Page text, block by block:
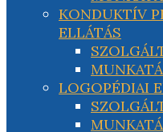
KONDUKTÍV
ELLÁTÁS
LOGOPÉDIAI